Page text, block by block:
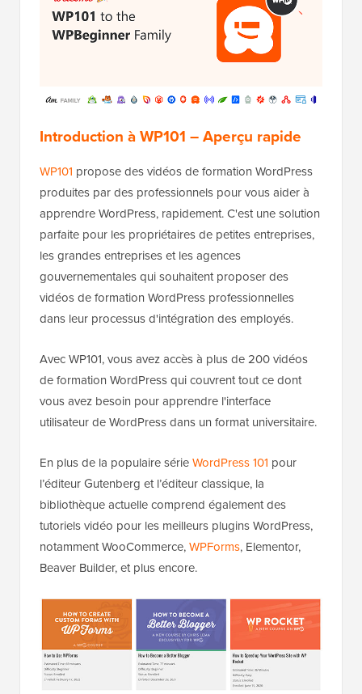
Introduction à WP101 – Aperçu rapide
WP101 propose des vidéos de formation WordPress
produites par des professionnels pour vous aider à
apprendre WordPress, rapidement. C'est une solution
parfaite pour les propriétaires de petites entreprises,
les grandes entreprises et les agences
gouvernementales qui souhaitent proposer des
vidéos de formation WordPress professionnelles
dans leur processus d'intégration des employés.
Avec WP101, vous avez accès à plus de 200 vidéos
de formation WordPress qui couvrent tout ce dont
vous avez besoin pour apprendre l'interface
utilisateur de WordPress dans un format universitaire.
En plus de la populaire sérieWordPress 101 pour
l’éditeur Gutenberg et l’éditeur classique, la
bibliothèque actuelle comprend également des
tutoriels vidéo pour les meilleurs plugins WordPress,
notamment WooCommerce,WPForms, Elementor,
Beaver Builder, et plus encore.